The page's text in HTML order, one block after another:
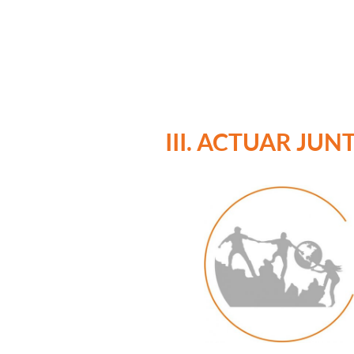
III. ACTUAR